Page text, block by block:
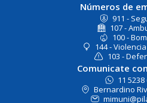
Números de
911 -
107 -
100 -
144 -
103 -
Comunicate
11 5238
Bernardino